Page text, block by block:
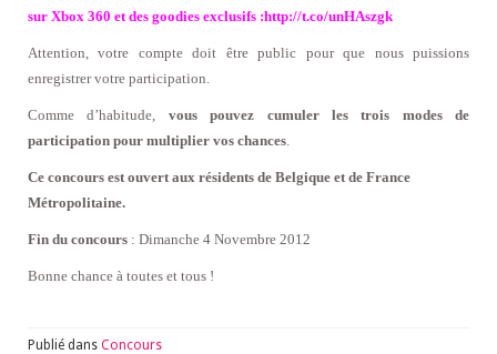
sur Xbox 360 et des goodies exclusifs :http://t.co/unHAszgk
Attention, votre compte doit être public pour que nous puissions
enregistrer votre participation.
Comme d’habitude, vous pouvez cumuler les trois modes de
participation pour multiplier vos chances
Ce concours est ouvert aux résidents de Belgique et de France
Métropolitaine.
Fin du concours : Dimanche 4 Novembre 2012
Bonne chance à toutes et tous !
Publié dans Concours